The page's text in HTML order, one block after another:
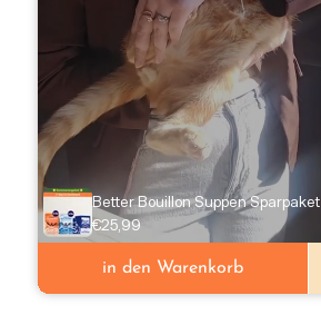
Better Bouillon Suppen Sparpaket
€25,99
in den Warenkorb